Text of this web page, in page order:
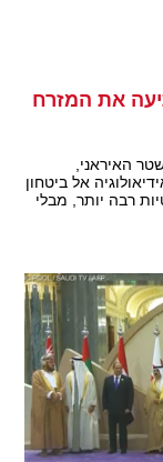
את המזרח
האיראני,
אל ביטחון
רבה יותר, מבלי